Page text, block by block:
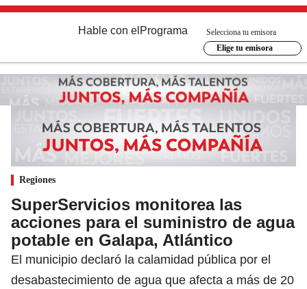
Hable con el Programa
Selecciona tu emisora
Elige tu emisora
Regiones
SuperServicios monitorea las
acciones para el suministro de agua
potable en Galapa, Atlántico
El municipio declaró la calamidad pública por el
desabastecimiento de agua que afecta a más de 20